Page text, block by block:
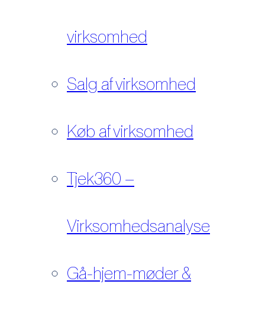
virksomhed
Salg af virksomhed
Køb af virksomhed
Tjek360 –
Virksomhedsanalyse
Gå-hjem-møder &